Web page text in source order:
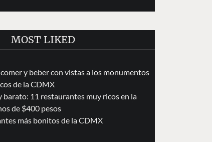
MOST LIKED
y beber con vistas a los monumentos
de la CDMX
barato: 11 restaurantes muy ricos en la
de $400 pesos
más bonitos de la CDMX